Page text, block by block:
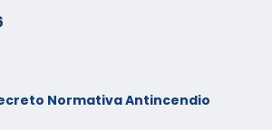
Normativa Antincendio